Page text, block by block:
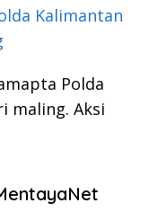
Kalimantan
Polda
maling. Aksi